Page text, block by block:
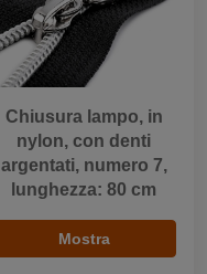
Chiusura lampo, in
nylon, con denti
argentati, numero 7,
lunghezza: 80 cm
Mostra